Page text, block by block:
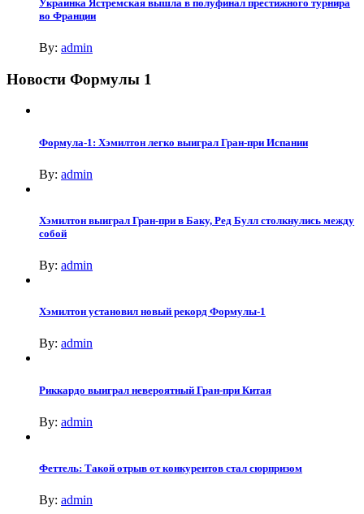
Украинка Ястремская вышла в полуфинал престижного турнира
во Франции
By: admin
Новости Формулы 1
Формула-1: Хэмилтон легко выиграл Гран-при Испании
By: admin
Хэмилтон выиграл Гран-при в Баку, Ред Булл столкнулись между
собой
By: admin
Хэмилтон установил новый рекорд Формулы-1
By: admin
Риккардо выиграл невероятный Гран-при Китая
By: admin
Феттель: Такой отрыв от конкурентов стал сюрпризом
By: admin